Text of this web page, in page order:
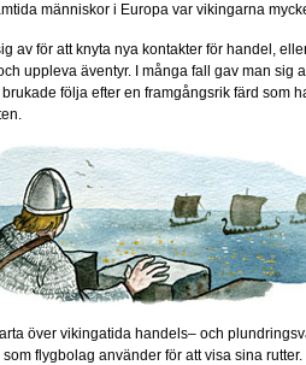
människor i Europa var vikingarna
av för att knyta nya kontakter för handel,
uppleva äventyr. I många fall gav man sig
följa efter en framgångsrik färd som
över vikingatida handels– och
flygbolag använder för att visa sina rutter.